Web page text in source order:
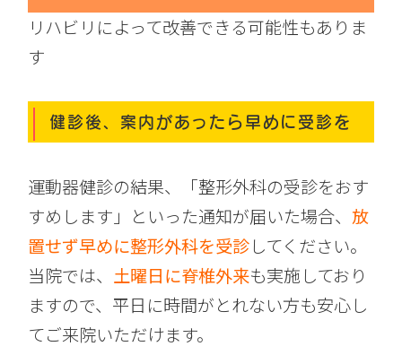
リハビリによって改善できる可能性もありま
す
健診後、案内があったら早めに受診を
運動器健診の結果、「整形外科の受診をおす
すめします」といった通知が届いた場合、 放
置せず早めに整形外科を受診してください。
当院では、 土曜日に脊椎外来も実施しており
ますので、平日に時間がとれない方も安心し
てご来院いただけます。